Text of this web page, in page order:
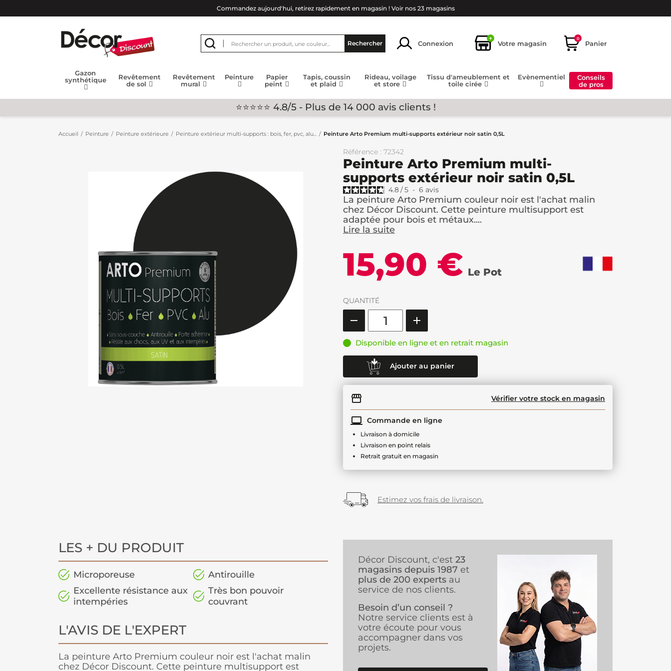
Commandez aujourd'hui, retirez rapidement en magasin ! Voir nos 23 magasins
Rechercher Connexion
+
Votre magasin
0
Panier
Gazon
synthétique
Revêtement
de sol
Revêtement
mural
Peinture
Papier
peint
Tapis, coussin
et plaid
Rideau, voilage
et store
Tissu d'ameublement et
toile cirée
Evènementiel
Conseils
de pros
⭐⭐⭐⭐⭐ 4.8/5 - Plus de 14 000 avis clients !
Accueil Peinture Peinture extérieure Peinture extérieur multi-supports : bois, fer, pvc, alu... Peinture Arto Premium multi-supports extérieur noir satin 0,5L
Référence : 72342
Peinture Arto Premium multi-
supports extérieur noir satin 0,5L
4.8/5 - 6 avis
La peinture Arto Premium couleur noir est l'achat malin
chez Décor Discount. Cette peinture multisupport est
adaptée pour bois et métaux....
Lire la suite
15,90 € Le Pot
QUANTITÉ
Disponible en ligne et en retrait magasin
Ajouter au panier
Vérifier votre stock en magasin
Commande en ligne
Livraison à domicile
Livraison en point relais
Retrait gratuit en magasin
Estimez vos frais de livraison.
LES + DU PRODUIT
Microporeuse
Antirouille
Excellente résistance aux
intempéries
Très bon pouvoir
couvrant
L'AVIS DE L'EXPERT
La peinture Arto Premium couleur noir est l'achat malin
chez Décor Discount. Cette peinture multisupport est
Décor Discount, c'est 23
magasins depuis 1987 et
plus de 200 experts au
service de nos clients.
Besoin d’un conseil ?
Notre service clients est à
votre écoute pour vous
accompagner dans vos
projets.